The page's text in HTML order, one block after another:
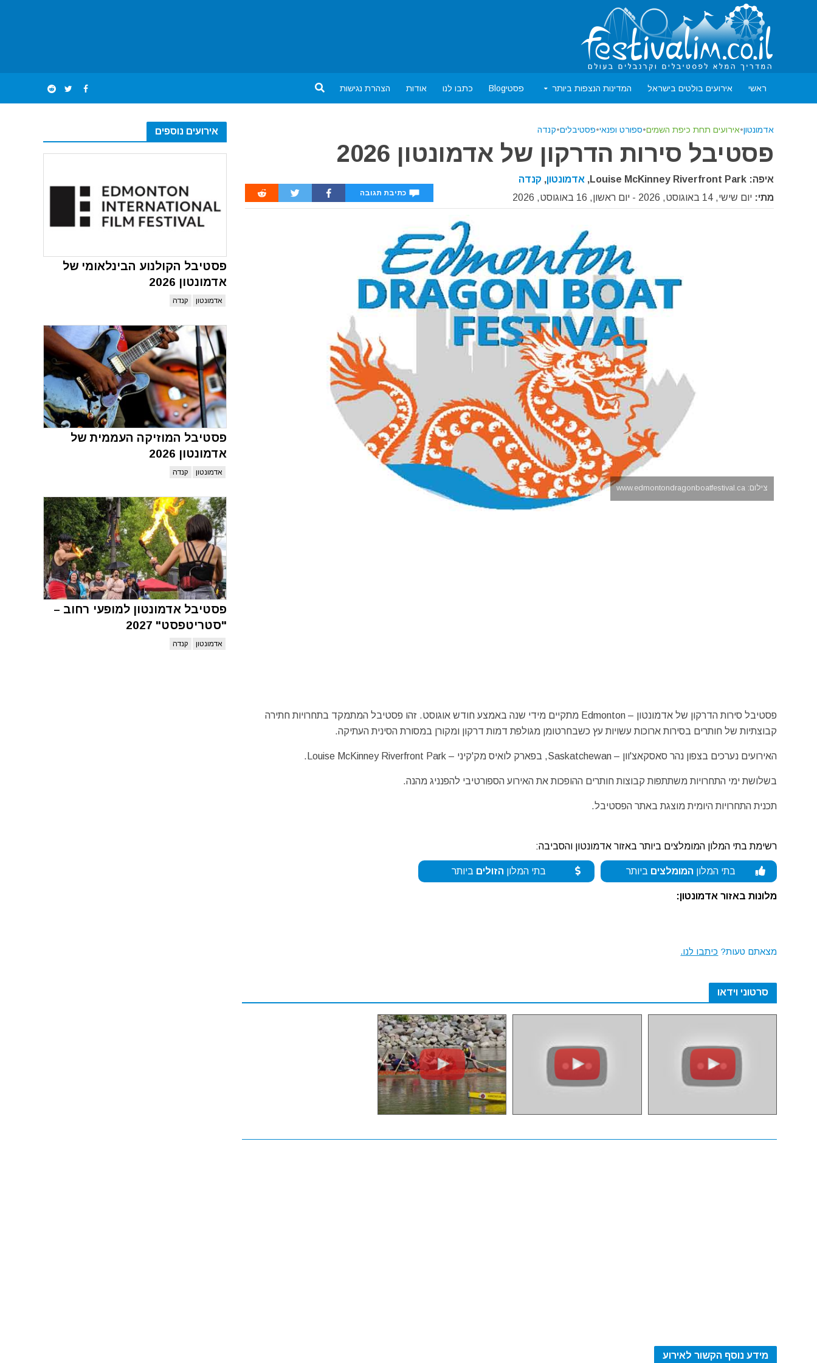
ראשי אירועים בולטים בישראל המדינות הנצפות ביותר פסטיBlog כתבו לנו אודות הצהרת נגישות
אירועים נוספים
פסטיבל הקולנוע הבינלאומי של
אדמונטון 2026
אדמונטון קנדה
פסטיבל המוזיקה העממית של
אדמונטון 2026
אדמונטון קנדה
פסטיבל אדמונטון למופעי רחוב –
"סטריטפסט" 2027
אדמונטון קנדה
אדמונטון•אירועים תחת כיפת השמים•ספורט ופנאי•פסטיבלים•קנדה
פסטיבל סירות הדרקון של אדמונטון 2026
איפה: Louise McKinney Riverfront Park, אדמונטון, קנדה
מתי: יום שישי, 14 באוגוסט, 2026 - יום ראשון, 16 באוגוסט, 2026 כתיבת תגובה
צילום: www.edmontondragonboatfestival.ca
פסטיבל סירות הדרקון של אדמונטון – Edmonton מתקיים מידי שנה באמצע חודש אוגוסט. זהו פסטיבל המתמקד בתחרויות חתירה
קבוצתיות של חותרים בסירות ארוכות עשויות עץ כשבחרטומן מגולפת דמות דרקון ומקורן במסורת הסינית העתיקה.
האירועים נערכים בצפון נהר סאסקאצ'וון – Saskatchewan, בפארק לואיס מק'קיני – Louise McKinney Riverfront Park.
בשלושת ימי התחרויות משתתפות קבוצות חותרים ההופכות את האירוע הספורטיבי להפנניג מהנה.
תכנית התחרויות היומית מוצגת באתר הפסטיבל.
רשימת בתי המלון המומלצים ביותר באזור אדמונטון והסביבה:
בתי המלון המומלצים ביותר בתי המלוןהזולים ביותר
מלונות באזור אדמונטון:
מצאתם טעות? כיתבו לנו.
סרטוני וידאו
מידע נוסף הקשור לאירוע